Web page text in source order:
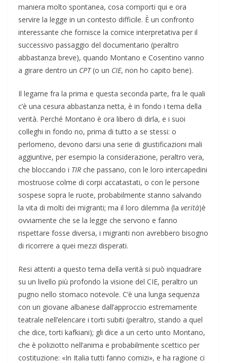
maniera molto spontanea, cosa comporti qui e ora
servire la legge in un contesto difficile. È un confronto
interessante che fornisce la cornice interpretativa per il
successivo passaggio del documentario (peraltro
abbastanza breve), quando Montano e Cosentino vanno
a girare dentro un CPT(o un CIE, non ho capito bene).
Il legame fra la prima e questa seconda parte, fra le quali
c’è una cesura abbastanza netta, è in fondo i tema della
verità. Perché Montano è ora libero di dirla, e i suoi
colleghi in fondo no, prima di tutto a se stessi: o
perlomeno, devono darsi una serie di giustificazioni mali
aggiuntive, per esempio la considerazione, peraltro vera,
che bloccando i TIR che passano, con le loro intercapedini
mostruose colme di corpi accatastati, o con le persone
sospese sopra le ruote, probabilmente stanno salvando
la vita di molti dei migranti; ma il loro dilemma (la verità)è
ovviamente che se la legge che servono e fanno
rispettare fosse diversa, i migranti non avrebbero bisogno
di ricorrere a quei mezzi disperati.
Resi attenti a questo tema della verità si può inquadrare
su un livello più profondo la visione del CIE, peraltro un
pugno nello stomaco notevole. C’è una lunga sequenza
con un giovane albanese dall’approccio estremamente
teatrale nell’elencare i torti subiti (peraltro, stando a quel
che dice, torti kafkiani); gli dice a un certo unto Montano,
che è poliziotto nell’anima e probabilmente scettico per
costituzione: «In Italia tutti fanno comizi», e ha ragione ci